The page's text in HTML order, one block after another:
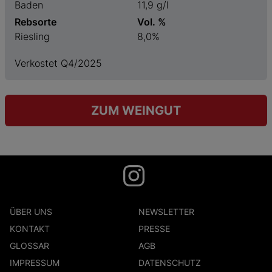
Baden
11,9 g/l
Rebsorte
Riesling
Vol. %
8,0%
Verkostet Q4/2025
ZUM WEINGUT
ÜBER UNS
NEWSLETTER
KONTAKT
PRESSE
GLOSSAR
AGB
IMPRESSUM
DATENSCHUTZ